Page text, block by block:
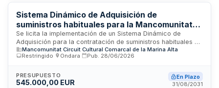
inclusión y rechazo a cualquier forma de discriminación o
violencia.
Sistema Dinámico de Adquisición de
suministros habituales para la Mancomunitat
Comarcal Marina Alta
Se licita la implementación de un Sistema Dinámico de
Adquisición para la contratación de suministros habituales de
la Mancomunitat Comarcal Marina Alta, entidad
supramunicipal con sede en Ondara. El sistema abarca diez
material de oficina, equipos informáticos, equipos de sonido,
material deportivo, mobiliario, electrodomésticos y alquiler
Mancomunitat Circuit Cultural Comarcal de la Marina Alta
Restringido
Ondara Pub. 28/06/2026
PRESUPUESTO
545.000,00 EUR
En Plazo
31/08/2031